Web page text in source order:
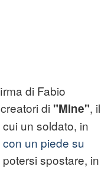
di Fabio
di "Mine", il
un soldato, in
un piede su
spostare, in